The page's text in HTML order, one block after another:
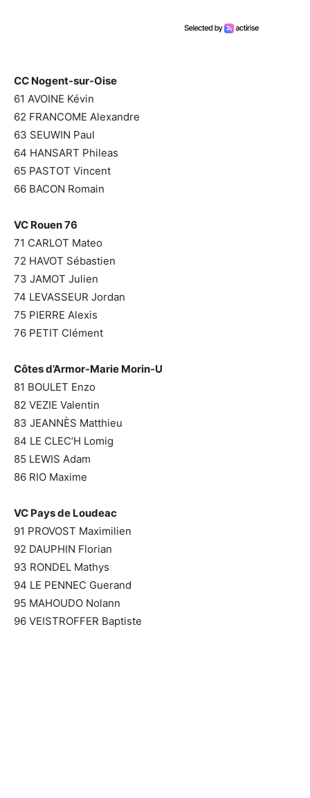
CC Nogent-sur-Oise
61 AVOINE Kévin
62 FRANCOME Alexandre
63 SEUWIN Paul
64 HANSART Phileas
65 PASTOT Vincent
66 BACON Romain
VC Rouen 76
71 CARLOT Mateo
72 HAVOT Sébastien
73 JAMOT Julien
74 LEVASSEUR Jordan
75 PIERRE Alexis
76 PETIT Clément
Côtes d’Armor-Marie Morin-U
81 BOULET Enzo
82 VEZIE Valentin
83 JEANNÈS Matthieu
84 LE CLEC’H Lomig
85 LEWIS Adam
86 RIO Maxime
VC Pays de Loudeac
91 PROVOST Maximilien
92 DAUPHIN Florian
93 RONDEL Mathys
94 LE PENNEC Guerand
95 MAHOUDO Nolann
96 VEISTROFFER Baptiste